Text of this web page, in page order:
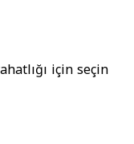
için seçin